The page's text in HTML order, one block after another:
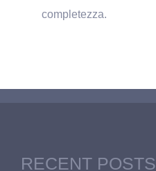
completezza.
RECENT POSTS